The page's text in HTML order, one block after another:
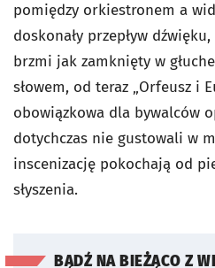
pomiędzy orkiestronem a
doskonały przepływ
brzmi jak zamknięty w
słowem, od teraz „Orfeusz i
obowiązkowa dla bywalców
dotychczas nie gustowali w
inscenizację pokochają od
słyszenia.
BĄDŹ NA BIEŻĄCO Z